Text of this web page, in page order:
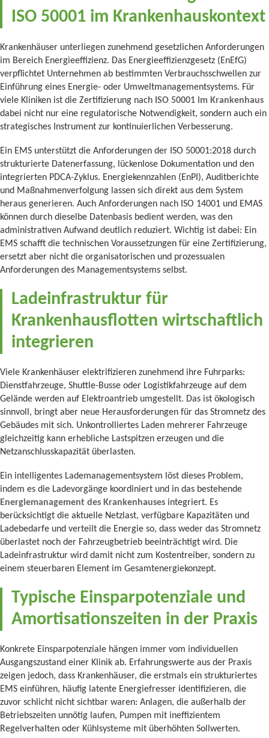
ISO 50001 im Krankenhauskontext
Krankenhäuser unterliegen zunehmend gesetzlichen Anforderungen
im Bereich Energieeffizienz. Das Energieeffizienzgesetz (EnEfG)
verpflichtet Unternehmen ab bestimmten Verbrauchsschwellen zur
Einführung eines Energie- oder Umweltmanagementsystems. Für
viele Kliniken ist die Zertifizierung nach ISO 50001 im Krankenhaus
dabei nicht nur eine regulatorische Notwendigkeit, sondern auch ein
strategisches Instrument zur kontinuierlichen Verbesserung.
Ein EMS unterstützt die Anforderungen der ISO 50001:2018 durch
strukturierte Datenerfassung, lückenlose Dokumentation und den
integrierten PDCA-Zyklus. Energiekennzahlen (EnPI), Auditberichte
und Maßnahmenverfolgung lassen sich direkt aus dem System
heraus generieren. Auch Anforderungen nach ISO 14001 und EMAS
können durch dieselbe Datenbasis bedient werden, was den
administrativen Aufwand deutlich reduziert. Wichtig ist dabei: Ein
EMS schafft die technischen Voraussetzungen für eine Zertifizierung,
ersetzt aber nicht die organisatorischen und prozessualen
Anforderungen des Managementsystems selbst.
Ladeinfrastruktur für
Krankenhausflotten wirtschaftlich
integrieren
Viele Krankenhäuser elektrifizieren zunehmend ihre Fuhrparks:
Dienstfahrzeuge, Shuttle-Busse oder Logistikfahrzeuge auf dem
Gelände werden auf Elektroantrieb umgestellt. Das ist ökologisch
sinnvoll, bringt aber neue Herausforderungen für das Stromnetz des
Gebäudes mit sich. Unkontrolliertes Laden mehrerer Fahrzeuge
gleichzeitig kann erhebliche Lastspitzen erzeugen und die
Netzanschlusskapazität überlasten.
Ein intelligentes Lademanagementsystem löst dieses Problem,
indem es die Ladevorgänge koordiniert und in das bestehende
Energiemanagement des Krankenhauses integriert. Es
berücksichtigt die aktuelle Netzlast, verfügbare Kapazitäten und
Ladebedarfe und verteilt die Energie so, dass weder das Stromnetz
überlastet noch der Fahrzeugbetrieb beeinträchtigt wird. Die
Ladeinfrastruktur wird damit nicht zum Kostentreiber, sondern zu
einem steuerbaren Element im Gesamtenergiekonzept.
Typische Einsparpotenziale und
Amortisationszeiten in der Praxis
Konkrete Einsparpotenziale hängen immer vom individuellen
Ausgangszustand einer Klinik ab. Erfahrungswerte aus der Praxis
zeigen jedoch, dass Krankenhäuser, die erstmals ein strukturiertes
EMS einführen, häufig latente Energiefresser identifizieren, die
zuvor schlicht nicht sichtbar waren: Anlagen, die außerhalb der
Betriebszeiten unnötig laufen, Pumpen mit ineffizientem
Regelverhalten oder Kühlsysteme mit überhöhten Sollwerten.